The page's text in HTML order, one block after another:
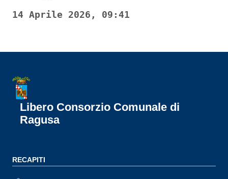
14 Aprile 2026, 09:41
Libero Consorzio Comunale di
Ragusa
RECAPITI